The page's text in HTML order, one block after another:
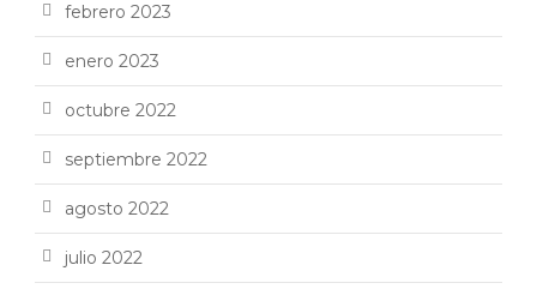
febrero 2023
enero 2023
octubre 2022
septiembre 2022
agosto 2022
julio 2022